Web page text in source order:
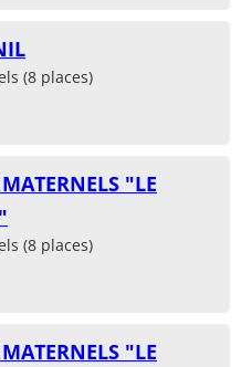
(8 places)
"LE
(8 places)
"LE